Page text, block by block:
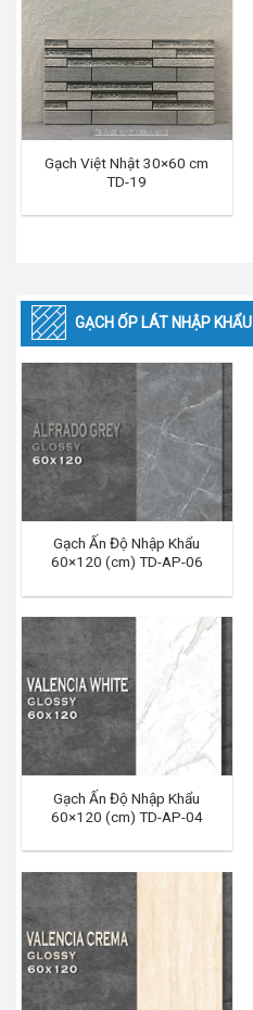
Gạch Việt Nhật 30×60 cm
TD-19
GẠCH ỐP LÁT NHẬP KHẨU
Gạch Ấn Độ Nhập Khẩu
60×120 (cm) TD-AP-06
Gạch Ấn Độ Nhập Khẩu
60×120 (cm) TD-AP-04